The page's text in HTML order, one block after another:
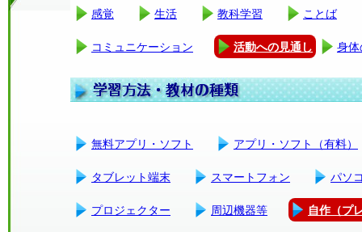
感覚 生活 教科学習 ことば
コミュニケーション 活動への見通し 身
無料アプリ・ソフト アプリ・ソフト（有料）
タブレット端末 スマートフォン パソ
プロジェクター 周辺機器等 自作（プ